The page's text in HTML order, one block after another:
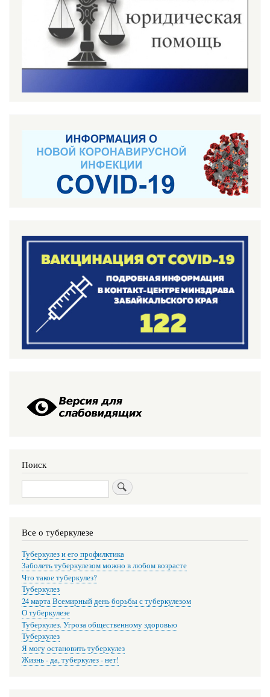
Поиск
Поиск
Все о туберкулезе
Туберкулез и его профилктика
Заболеть туберкулезом можно в любом возрасте
Что такое туберкулез?
Туберкулез
24 марта Всемирный день борьбы с туберкулезом
О туберкулезе
Туберкулез. Угроза общественному здоровью
Туберкулез
Я могу остановить туберкулез
Жизнь - да, туберкулез - нет!